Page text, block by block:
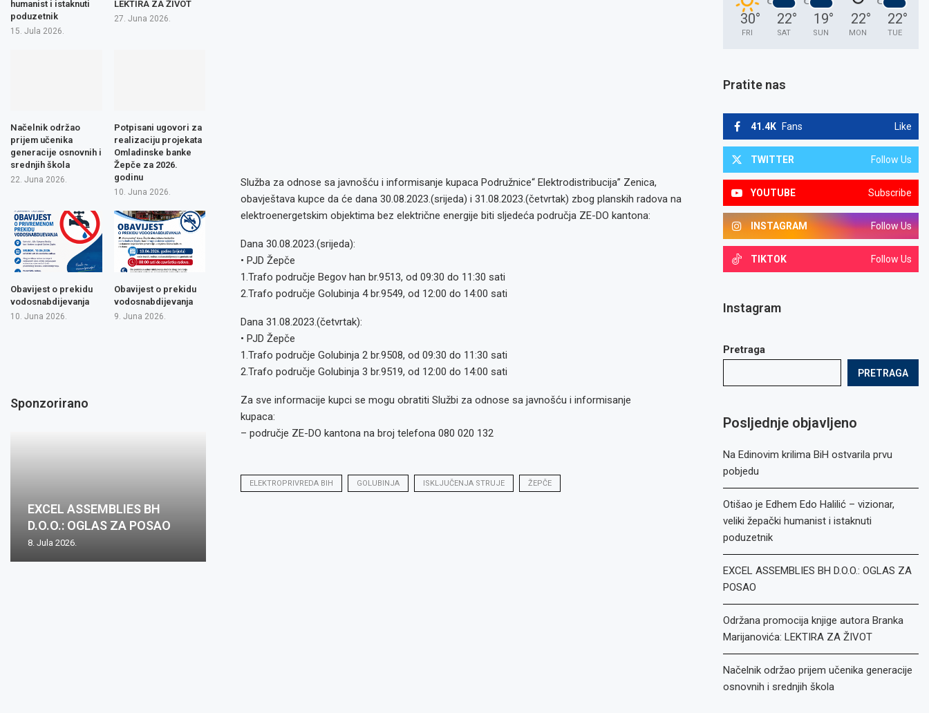
Služba za odnose sa javnošću i informisanje kupaca Podružnice“ Elektrodistribucija” Zenica,
obavještava kupce da će dana 30.08.2023.(srijeda) i 31.08.2023.(četvrtak) zbog planskih radova na
elektroenergetskim objektima bez električne energije biti sljedeća područja ZE-DO kantona:
Dana 30.08.2023.(srijeda):
• PJD Žepče
1.Trafo područje Begov han br.9513, od 09:30 do 11:30 sati
2.Trafo područje Golubinja 4 br.9549, od 12:00 do 14:00 sati
Dana 31.08.2023.(četvrtak):
• PJD Žepče
1.Trafo područje Golubinja 2 br.9508, od 09:30 do 11:30 sati
2.Trafo područje Golubinja 3 br.9519, od 12:00 do 14:00 sati
Za sve informacije kupci se mogu obratiti Službi za odnose sa javnošću i informisanje
kupaca:
– područje ZE-DO kantona na broj telefona 080 020 132
ELEKTROPRIVREDA BIH GOLUBINJA ISKLJUČENJA STRUJE ŽEPČE
30°
FRI
22°
SAT
19°
SUN
22°
MON
22°
TUE
Pratite nas
41.4K Fans Like
TWITTER Follow Us
YOUTUBE Subscribe
INSTAGRAM Follow Us
TIKTOK Follow Us
Instagram
Pretraga
PRETRAGA
Posljednje objavljeno
Na Edinovim krilima BiH ostvarila prvu
pobjedu
Otišao je Edhem Edo Halilić – vizionar,
veliki žepački humanist i istaknuti
poduzetnik
EXCEL ASSEMBLIES BH D.O.O.: OGLAS ZA
POSAO
Održana promocija knjige autora Branka
Marijanovića: LEKTIRA ZA ŽIVOT
Načelnik održao prijem učenika generacije
osnovnih i srednjih škola
humanist i istaknuti
poduzetnik
15. Jula 2026.
LEKTIRA ZA ŽIVOT
27. Juna 2026.
Načelnik održao
prijem učenika
generacije osnovnih i
srednjih škola
22. Juna 2026.
Potpisani ugovori za
realizaciju projekata
Omladinske banke
Žepče za 2026.
godinu
10. Juna 2026.
Obavijest o prekidu
vodosnabdijevanja
10. Juna 2026.
Obavijest o prekidu
vodosnabdijevanja
9. Juna 2026.
Sponzorirano
EXCEL ASSEMBLIES BH
D.O.O.: OGLAS ZA POSAO
8. Jula 2026.
Oglas za posao: Radno